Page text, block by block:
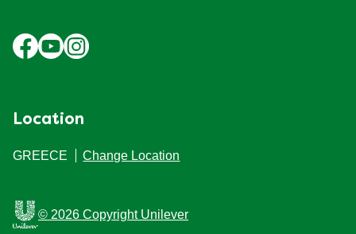
Location
GREECE Change Location
© 2026 Copyright Unilever